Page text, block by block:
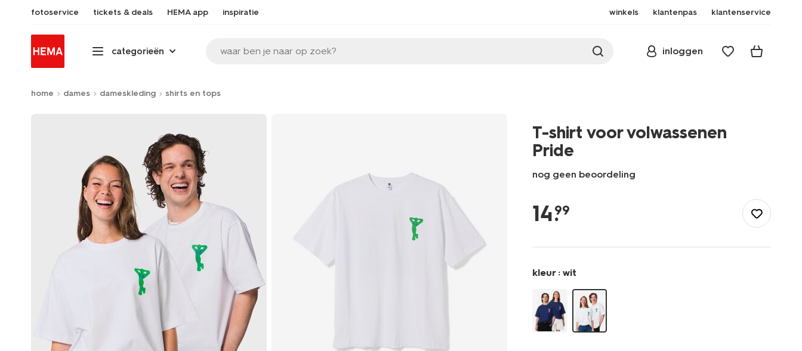
fotoservice tickets & deals HEMA app inspiratie winkels klantenpas klantenservice
categorieën waar ben je naar op zoek? inloggen
home dames dameskleding shirts en tops
T-shirt voor volwassenen
Pride
nog geen beoordeling
shirt-
14.
99
kleur : wit